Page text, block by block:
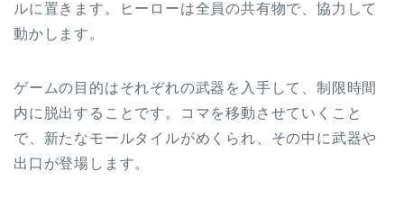
ルに置きます。ヒーローは全員の共有物で、協力して
動かします。
ゲームの目的はそれぞれの武器を入手して、制限時間
内に脱出することです。コマを移動させていくこと
で、新たなモールタイルがめくられ、その中に武器や
出口が登場します。